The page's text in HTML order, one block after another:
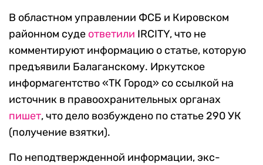
В областном управлении ФСБ и Кировском
районном суде ответили IRCITY, что не
комментируют информацию о статье, которую
предъявили Балаганскому. Иркутское
информагентство «ТК Город» со ссылкой на
источник в правоохранительных органах
пишет, что дело возбуждено по статье 290 УК
(получение взятки).
По неподтвержденной информации, экс-